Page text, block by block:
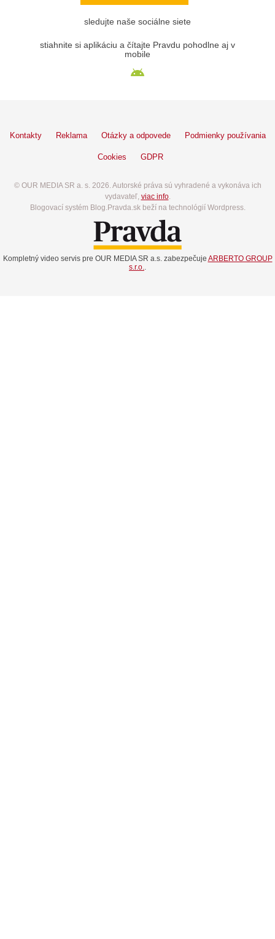
sledujte naše sociálne siete
stiahnite si aplikáciu a čítajte Pravdu pohodlne aj v
mobile
Kontakty Reklama Otázky a odpovede Podmienky používania
Cookies GDPR
© OUR MEDIA SR a. s. 2026. Autorské práva sú vyhradené a vykonáva ich
vydavateľ, viac info.
Blogovací systém Blog.Pravda.sk beží na technológií Wordpress.
Kompletný video servis pre OUR MEDIA SR a.s. zabezpečuje ARBERTO GROUP
s.r.o.